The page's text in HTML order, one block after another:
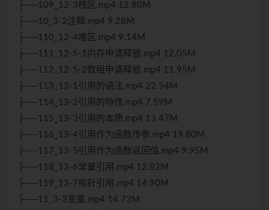
├──109_12-3栈区.mp4 12.80M
├──10_3-2注释.mp4 9.28M
├──110_12-4堆区.mp4 9.14M
├──111_12-5-1内存申请释放.mp4 12.05M
├──112_12-5-2数组申请释放.mp4 11.95M
├──113_13-1引用的语法.mp4 22.54M
├──114_13-2引用的特性.mp4 7.59M
├──115_13-3引用的本质.mp4 13.47M
├──116_13-4引用作为函数传参.mp4 19.80M
├──117_13-5引用作为函数返回值.mp4 9.95M
├──118_13-6常量引用.mp4 12.82M
├──119_13-7指针引用.mp4 14.90M
├──11_3-3变量.mp4 14.72M